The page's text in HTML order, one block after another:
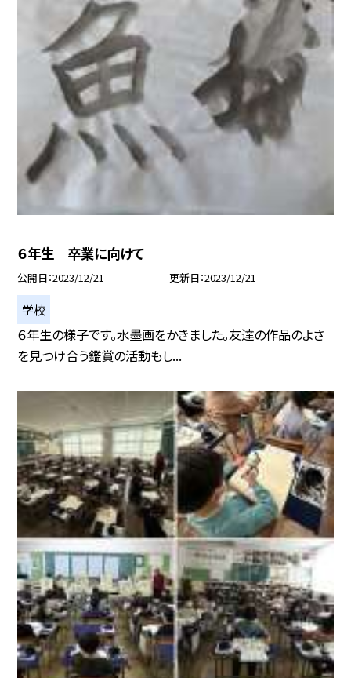
６年生 卒業に向けて
公開日 2023/12/21 更新日 2023/12/21
学校
６年生の様子です。水墨画をかきました。友達の作品のよさ
を見つけ合う鑑賞の活動もし...